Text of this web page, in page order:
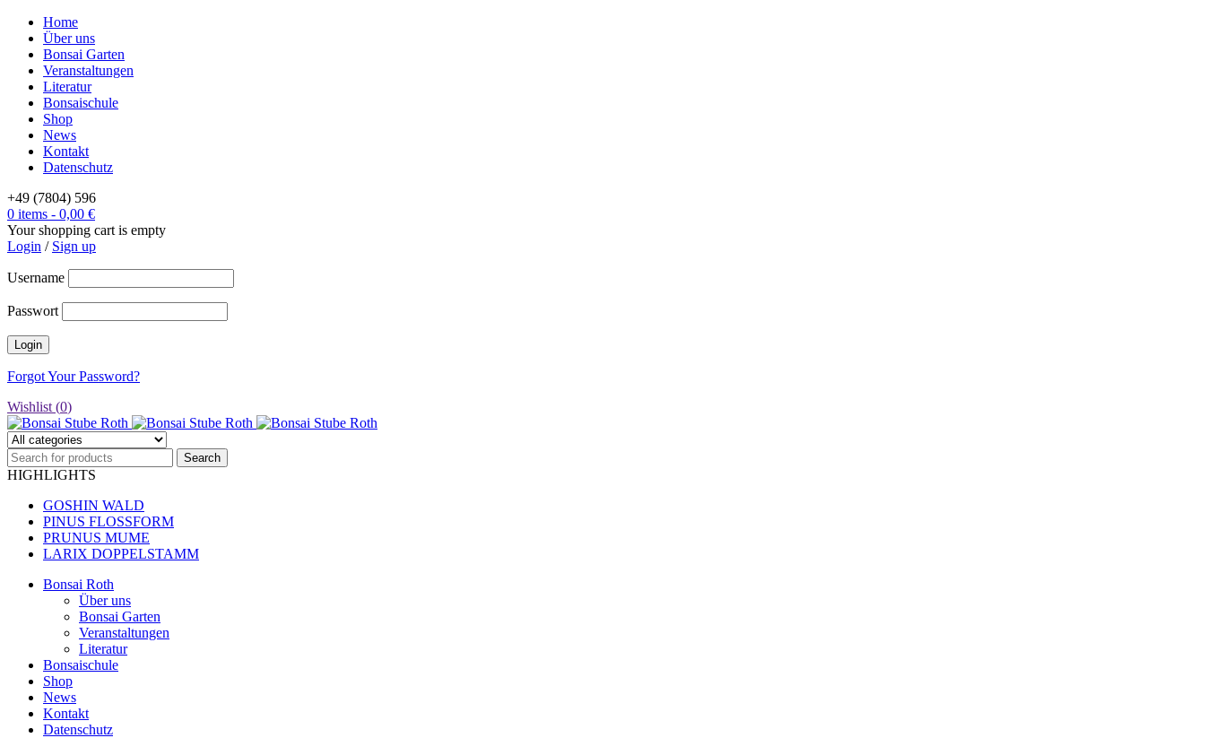
Home
Über uns
Bonsai Garten
Veranstaltungen
Literatur
Bonsaischule
Shop
News
Kontakt
Datenschutz
+49 (7804) 596
0 items - 0,00 €
Your shopping cart is empty
Login / Sign up
Username
Passwort
Forgot Your Password?
Wishlist (0)
HIGHLIGHTS
GOSHIN WALD
PINUS FLOSSFORM
PRUNUS MUME
LARIX DOPPELSTAMM
Bonsai Roth
Über uns
Bonsai Garten
Veranstaltungen
Literatur
Bonsaischule
Shop
News
Kontakt
Datenschutz